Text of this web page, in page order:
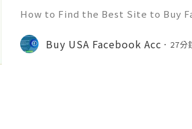
mplete Reality Guide
How to Find the Best Site to Buy
e Information Please Contact us :
stzone ❤️🥰🌍➤WhatsApp: +1 (612
Buy USA Facebook Acc 27分